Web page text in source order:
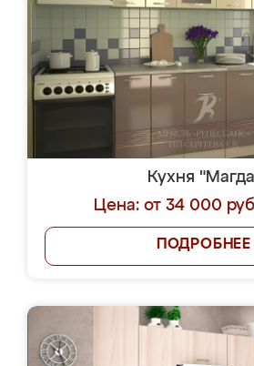
Кухня
Цена: от 34 000
ПОДРОБНЕЕ